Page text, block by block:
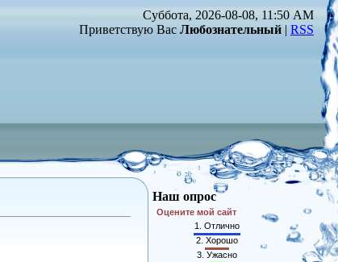
Суббота, 2026-08-08, 11:50 AM
Приветствую Вас Любознательный | RSS
Наш опрос
Оцените мой сайт
1. Отлично
2. Хорошо
3. Ужасно